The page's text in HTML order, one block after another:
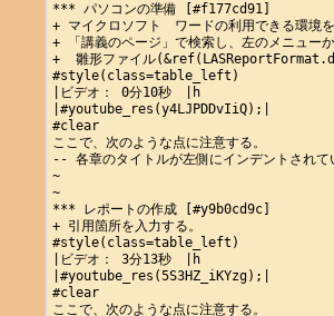
*** パソコンの準備 [#f177cd91]
+ マイクロソフト　ワードの利用できる環境を
+ 「講義のページ」で検索し、左のメニュー
+  雛形ファイル
#style(class=table_left)
|ビデオ： 0分10秒　|h
|#youtube_res(y4LJPDDvIiQ);|
#clear
ここで、次のような点に注意する。
-- 各章のタイトルが左側にインデントされて
~
~
*** レポートの作成 [#y9b0cd9c]
+ 引用箇所を入力する。
#style(class=table_left)
|ビデオ： 3分13秒　|h
|#youtube_res(5S3HZ_iKYzg);|
#clear
ここで、次のような点に注意する。